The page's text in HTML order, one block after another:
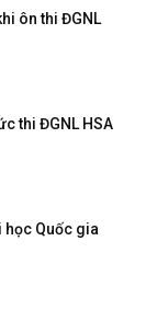
ôn thi ĐGNL
thi ĐGNL HSA
học Quốc gia